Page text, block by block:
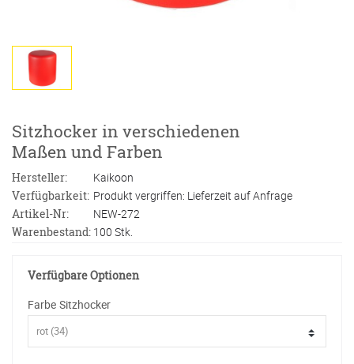
Sitzhocker in verschiedenen
Maßen und Farben
Hersteller:
Kaikoon
Verfügbarkeit: Produkt vergriffen: Lieferzeit auf Anfrage
Artikel-Nr:
NEW-272
Warenbestand: 100 Stk.
Verfügbare Optionen
Farbe Sitzhocker